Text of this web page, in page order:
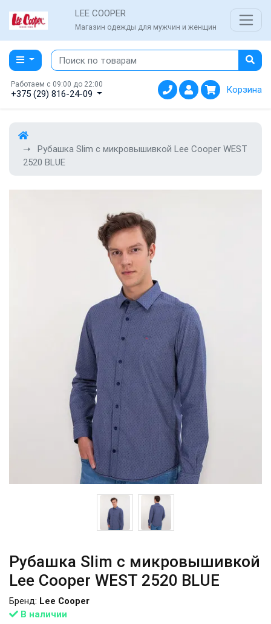
LEE COOPER
Магазин одежды для мужчин и женщин
Работаем с 09:00 до 22:00
+375 (29) 816-24-09 Корзина
Рубашка Slim с микровышивкой Lee Cooper WEST
2520 BLUE
Рубашка Slim с микровышивкой
Lee Cooper WEST 2520 BLUE
В наличии
Бренд: Lee Cooper